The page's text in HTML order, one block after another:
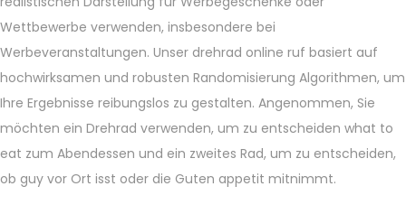
Wettbewerbe verwenden, insbesondere bei
Werbeveranstaltungen. Unser drehrad online ruf basiert auf
hochwirksamen und robusten Randomisierung Algorithmen, um
Ihre Ergebnisse reibungslos zu gestalten. Angenommen, Sie
möchten ein Drehrad verwenden, um zu entscheiden what to
eat zum Abendessen und ein zweites Rad, um zu entscheiden,
ob guy vor Ort isst oder die Guten appetit mitnimmt.